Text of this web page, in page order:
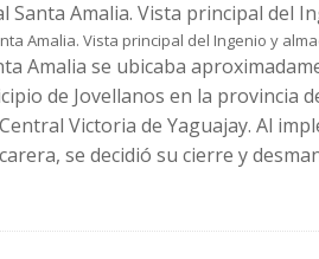
Amalia. Vista principal del Ingenio y
Amalia se ubicaba
de Jovellanos en la provincia
Victoria de Yaguajay. Al
se decidió su cierre y